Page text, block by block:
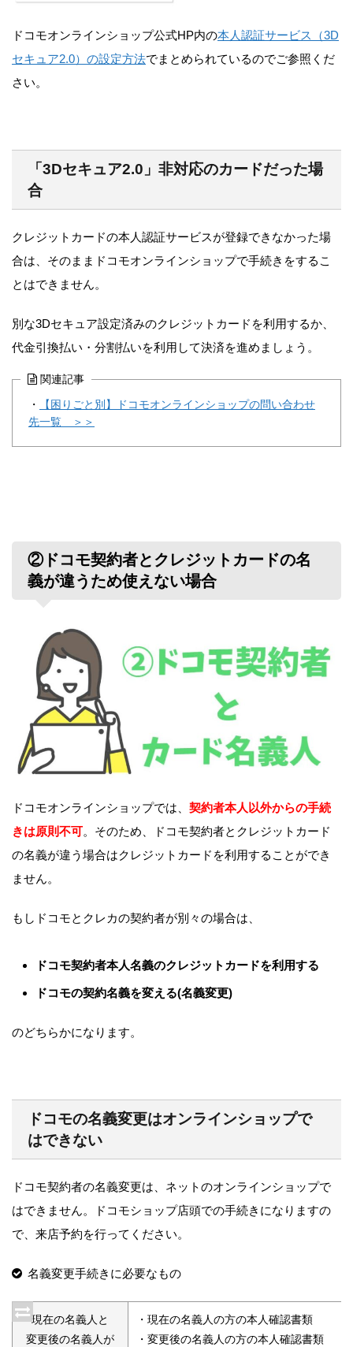
ドコモオンラインショップ公式HP内の本人認証サービス（3D
セキュア2.0）の設定方法でまとめられているのでご参照くだ
さい。
「3Dセキュア2.0」非対応のカードだった場
合
クレジットカードの本人認証サービスが登録できなかった場
合は、そのままドコモオンラインショップで手続きをするこ
とはできません。
別な3Dセキュア設定済みのクレジットカードを利用するか、
代金引換払い・分割払いを利用して決済を進めましょう。
関連記事
・
【困りごと別】ドコモオンラインショップの問い合わせ
先一覧 ＞＞
②ドコモ契約者とクレジットカードの名
義が違うため使えない場合
ドコモオンラインショップでは、 契約者本人以外からの手続
きは原則不可。そのため、ドコモ契約者とクレジットカード
の名義が違う場合はクレジットカードを利用することができ
ません。
もしドコモとクレカの契約者が別々の場合は、
ドコモ契約者本人名義のクレジットカードを利用する
ドコモの契約名義を変える(名義変更)
のどちらかになります。
ドコモの名義変更はオンラインショップで
はできない
ドコモ契約者の名義変更は、ネットのオンラインショップで
はできません。ドコモショップ店頭での手続きになりますの
で、来店予約を行ってください。
名義変更手続きに必要なもの
現在の名義人と
変更後の名義人が
・現在の名義人の方の本人確認書類
・変更後の名義人の方の本人確認書類